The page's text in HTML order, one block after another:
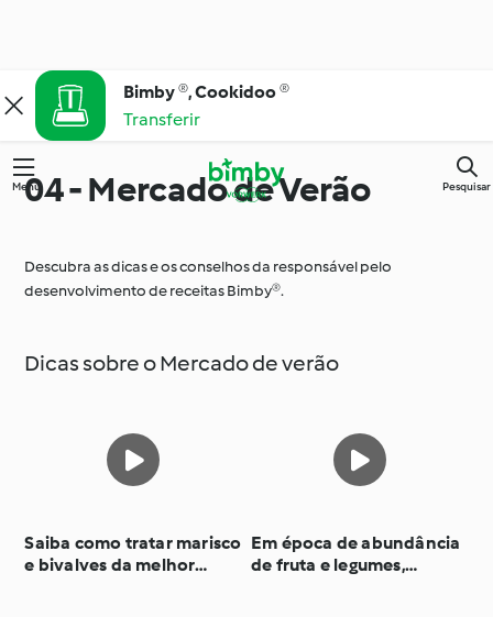
Bimby ®, Cookidoo ®
Transferir
Menu Pesquisar
04 - Mercado de Verão
Descubra as dicas e os conselhos da responsável pelo
desenvolvimento de receitas Bimby®.
Dicas sobre o Mercado de verão
Saiba como tratar marisco
e bivalves da melhor
Em época de abundância
de fruta e legumes,